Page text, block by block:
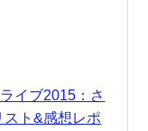
イブ2015：さ
ト&感想レポ